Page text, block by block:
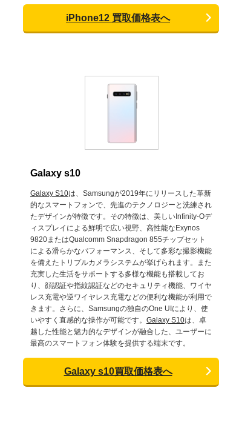
iPhone12 買取価格表へ
Galaxy s10
Galaxy S10は、Samsungが2019年にリリースした革新
的なスマートフォンで、先進のテクノロジーと洗練され
たデザインが特徴です。その特徴は、美しいInfinity-Oデ
ィスプレイによる鮮明で広い視野、高性能なExynos
9820またはQualcomm Snapdragon 855チップセット
による滑らかなパフォーマンス、そして多彩な撮影機能
を備えたトリプルカメラシステムが挙げられます。また
充実した生活をサポートする多様な機能も搭載してお
り、顔認証や指紋認証などのセキュリティ機能、ワイヤ
レス充電や逆ワイヤレス充電などの便利な機能が利用で
きます。さらに、Samsungの独自のOne UIにより、使
いやすく直感的な操作が可能です。 Galaxy S10は、卓
越した性能と魅力的なデザインが融合した、ユーザーに
最高のスマートフォン体験を提供する端末です。
Galaxy s10買取価格表へ